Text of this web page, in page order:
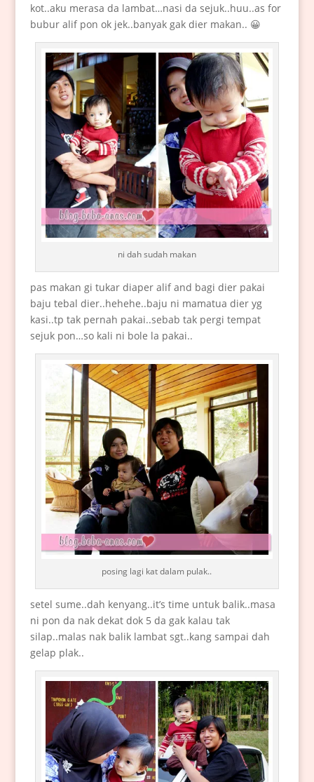
kot..aku merasa da lambat…nasi da sejuk..huu..as for
bubur alif pon ok jek..banyak gak dier makan.. 😀
ni dah sudah makan
pas makan gi tukar diaper alif and bagi dier pakai
baju tebal dier..hehehe..baju ni mamatua dier yg
kasi..tp tak pernah pakai..sebab tak pergi tempat
sejuk pon…so kali ni bole la pakai..
posing lagi kat dalam pulak..
setel sume..dah kenyang..it’s time untuk balik..masa
ni pon da nak dekat dok 5 da gak kalau tak
silap..malas nak balik lambat sgt..kang sampai dah
gelap plak..